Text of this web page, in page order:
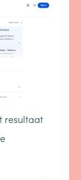
resultaat